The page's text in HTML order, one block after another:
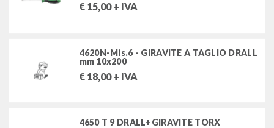
utensili speciali per autoveicoli
€ 15,00+ IVA
4620N-Mis.6 - GIRAVITE A TAGLIO DRALL
mm 10x200
€ 18,00+ IVA
4650 T 9 DRALL+GIRAVITE TORX